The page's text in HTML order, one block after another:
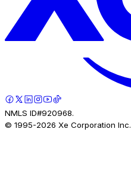
NMLS ID#920968.
© 1995-2026 Xe Corporation Inc.